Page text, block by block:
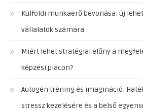
Külföldi munkaerő bevonása: új
vállalatok számára
Miért lehet stratégiai előny a
képzési piacon?
Autogén tréning és imagináció:
stressz kezelésére és a belső